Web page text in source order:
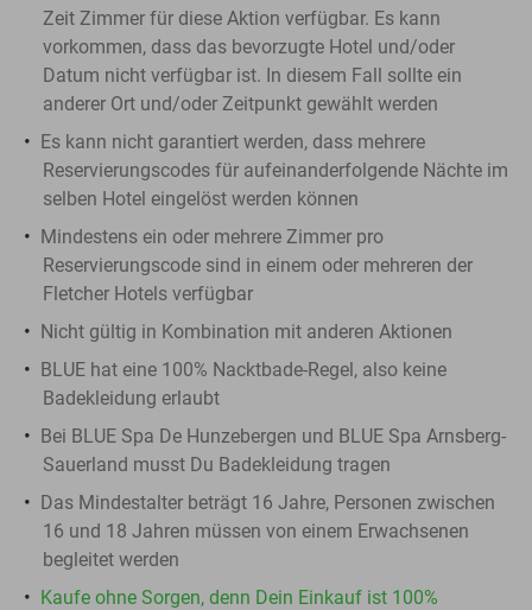
Zeit Zimmer für diese Aktion verfügbar. Es kann
vorkommen, dass das bevorzugte Hotel und/oder
Datum nicht verfügbar ist. In diesem Fall sollte ein
anderer Ort und/oder Zeitpunkt gewählt werden
Es kann nicht garantiert werden, dass mehrere
Reservierungscodes für aufeinanderfolgende Nächte im
selben Hotel eingelöst werden können
Mindestens ein oder mehrere Zimmer pro
Reservierungscode sind in einem oder mehreren der
Fletcher Hotels verfügbar
Nicht gültig in Kombination mit anderen Aktionen
BLUE hat eine 100% Nacktbade-Regel, also keine
Badekleidung erlaubt
Bei BLUE Spa De Hunzebergen und BLUE Spa Arnsberg-
Sauerland musst Du Badekleidung tragen
Das Mindestalter beträgt 16 Jahre, Personen zwischen
16 und 18 Jahren müssen von einem Erwachsenen
begleitet werden
Kaufe ohne Sorgen, denn Dein Einkauf ist 100%